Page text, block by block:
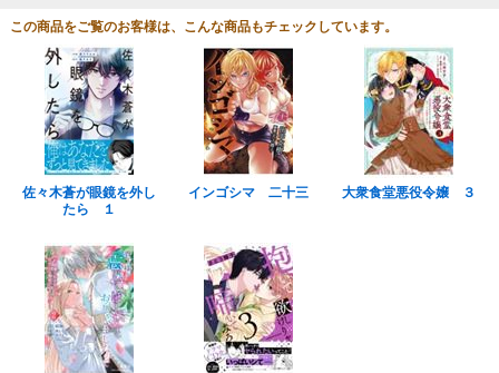
この商品をご覧のお客様は、こんな商品もチェックしています。
佐々木蒼が眼鏡を外し
たら １
インゴシマ 二十三 大衆食堂悪役令嬢 ３